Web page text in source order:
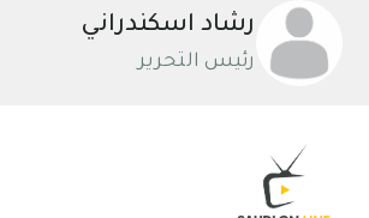
رشاد اسكندراني
رئيس التحرير